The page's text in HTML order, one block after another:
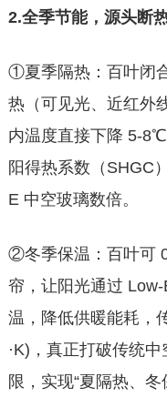
2.全季节能，源头断
①夏季隔热：百叶闭
热（可见光、近红外
内温度直接下降 5-
阳得热系数（SHGC
E 中空玻璃数倍。
②冬季保温：百叶可
帘，让阳光通过
温，降低供暖能耗，
·K)，真正打破传统
限，实现“夏隔热、冬